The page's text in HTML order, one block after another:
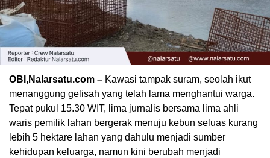
OBI,Nalarsatu.com – Kawasi tampak suram, seolah ikut
menanggung gelisah yang telah lama menghantui warga.
Tepat pukul 15.30 WIT, lima jurnalis bersama lima ahli
waris pemilik lahan bergerak menuju kebun seluas kurang
lebih 5 hektare lahan yang dahulu menjadi sumber
kehidupan keluarga, namun kini berubah menjadi